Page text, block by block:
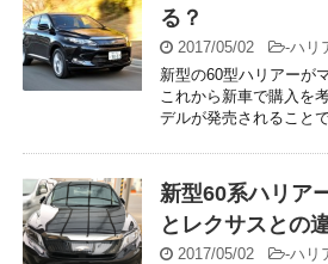
る？
2017/05/02 -ハリ
新型の60型ハリアーが
これから新車で購入を
デルが発売されること
新型60系ハリア
とレクサスとの
2017/05/02 -ハリ